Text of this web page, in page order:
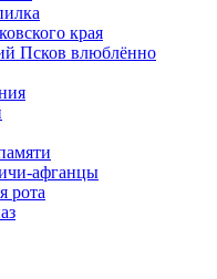
края
Псков влюблённо
афганцы
рота